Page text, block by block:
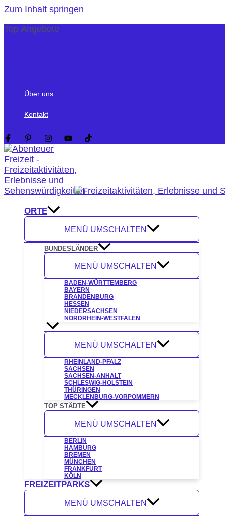
Zum Inhalt springen
Top Angebote
Über uns
Kontakt
ORTE
MENÜ UMSCHALTEN
BUNDESLÄNDER
MENÜ UMSCHALTEN
BADEN-WÜRTTEMBERG
BAYERN
BRANDENBURG
HESSEN
NIEDERSACHSEN
NORDRHEIN-WESTFALEN
MENÜ UMSCHALTEN
RHEINLAND-PFALZ
SACHSEN
SACHSEN-ANHALT
SCHLESWIG-HOLSTEIN
THÜRINGEN
MECKLENBURG-VORPOMMERN
TOP STÄDTE
MENÜ UMSCHALTEN
BERLIN
HAMBURG
BREMEN
MÜNCHEN
FRANKFURT
KÖLN
FREIZEITPARKS
MENÜ UMSCHALTEN